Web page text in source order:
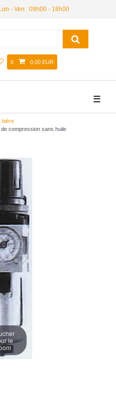
- Ven : 09h00 - 18h00
0 0,00 EUR
☰
bière
compression sans huile
le